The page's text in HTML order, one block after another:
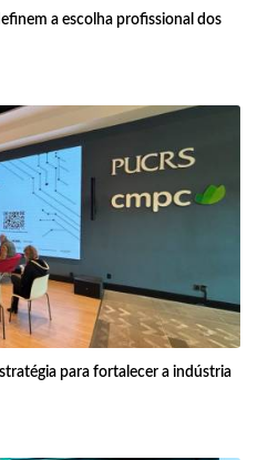
a escolha profissional dos
para fortalecer a indústria